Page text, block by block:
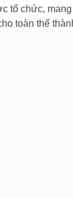
tổ chức,
toàn thể